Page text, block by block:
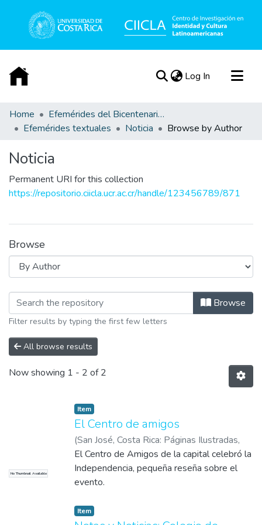
Log In (current)
Communities & Collections
All of DSpace
Acerca de
Home
Efemérides del Bicentenario de la Independencia de Costa Rica
Efemérides textuales
Noticia Browse by Author
Noticia
Permanent URI for this collection
https://repositorio.ciicla.ucr.ac.cr/handle/123456789/871
Browse
Browsing Noticia by Author "Arias
Browse
Filter results by typing the first few letters
All browse results
Now showing 1 - 2 of 2
No Thumbnail Available
Item
El Centro de amigos
(San José, Costa Rica: Páginas Ilustradas,
1910-09-18)Arias R., Juan
El Centro de Amigos de la capital celebró la
Independencia, pequeña reseña sobre el
evento.
Item